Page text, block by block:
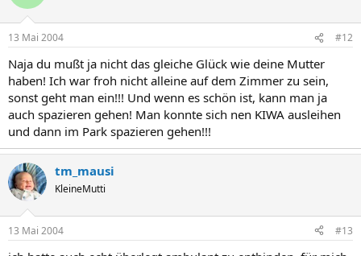
13 Mai 2004 #12
Naja du mußt ja nicht das gleiche Glück wie deine Mutter
haben! Ich war froh nicht alleine auf dem Zimmer zu sein,
sonst geht man ein!!! Und wenn es schön ist, kann man ja
auch spazieren gehen! Man konnte sich nen KIWA ausleihen
und dann im Park spazieren gehen!!!
tm_mausi
KleineMutti
13 Mai 2004 #13